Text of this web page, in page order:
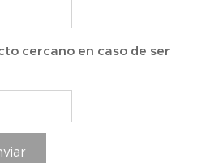
cercano en caso de ser